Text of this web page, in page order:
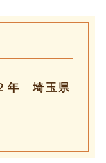
年 埼玉県